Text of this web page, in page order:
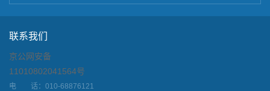
联系我们
京公网安备
11010802041564号
电 话：010-68876121